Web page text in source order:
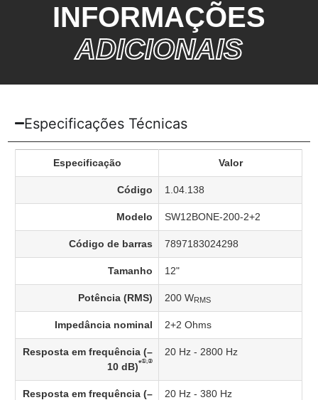
INFORMAÇÕES
ADICIONAIS
Especificações Técnicas
Especificação Valor
Código 1.04.138
Modelo SW12BONE-200-2+2
Código de barras 7897183024298
Tamanho 12"
Potência (RMS) 200 WRMS
Impedância nominal 2+2 Ohms
Resposta em frequência (–
10 dB)*①,②
20 Hz - 2800 Hz
Resposta em frequência (–
20 Hz - 380 Hz